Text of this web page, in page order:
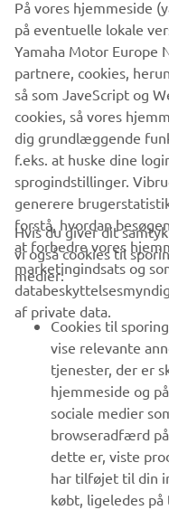
SUPPORT
NYHEDSBREV
Vær den første til at få
arrangementer, nye
Læs vores privatlivspolitik
personlige data:
Denmark (Danish)
© Copyright - 2026
Reserved
På vores hjemmeside
på eventuelle lokale
Yamaha Motor Europe
partnere, cookies,
så som JaveScript og
cookies, så vores
dig grundlæggende
f.eks. at huske dine
sprogindstillinger.
generere
forstå, hvordan
at forbedre vores
marketingindsats og
af private data.
Hvis du giver dit
vi også cookies til
medier:
Cookies til
vise relevante
tjenester, der er
hjemmeside og
sociale medier
browseradfærd
dette er, viste
har tilføjet til din
købt, ligeledes